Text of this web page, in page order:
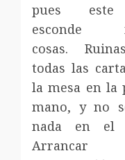
pues este
esconde
cosas.
todas las
la mesa en la
mano, y no
nada en el